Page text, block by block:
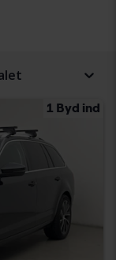
1 Byd ind